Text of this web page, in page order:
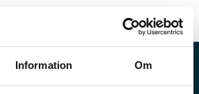
Information Om